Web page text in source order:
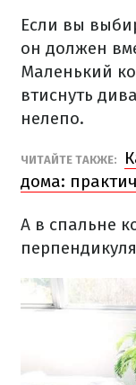
Если вы
он должен
Маленький
втиснуть
нелепо.
ЧИТАЙТЕ ТАКЖЕ:
дома:
А в спальне